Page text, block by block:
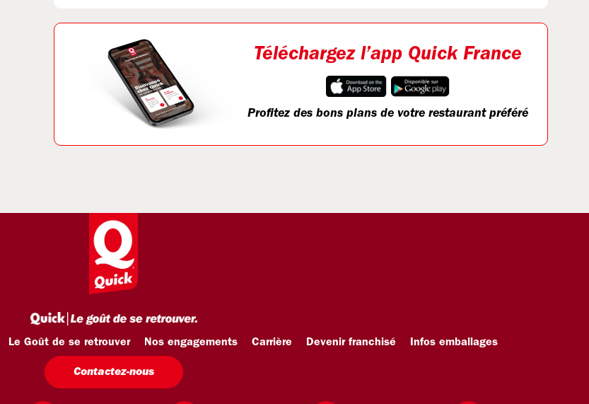
Téléchargez l’app Quick France
Profitez des bons plans de votre restaurant préféré
Le Goût de se retrouver Nos engagements Carrière Devenir franchisé Infos emballages
Contactez-nous